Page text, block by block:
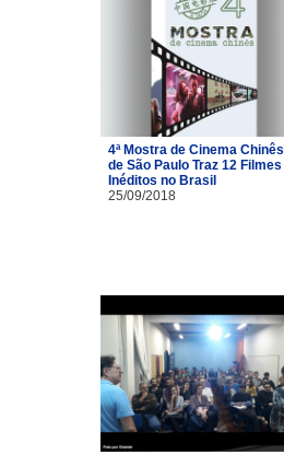
4ª Mostra de Cinema Chinês
de São Paulo Traz 12 Filmes
Inéditos no Brasil
25/09/2018